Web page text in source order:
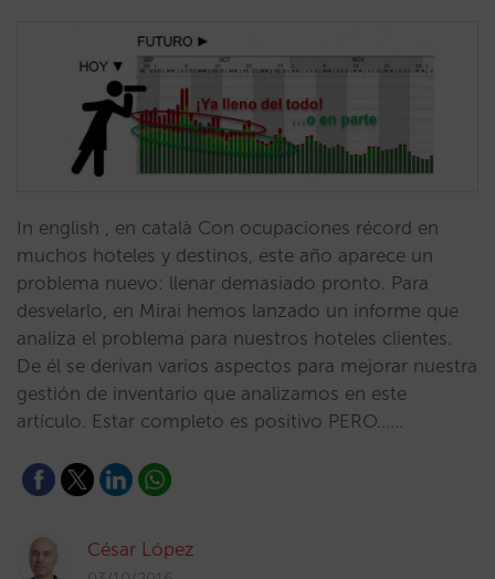
In english , en català Con ocupaciones récord en
muchos hoteles y destinos, este año aparece un
problema nuevo: llenar demasiado pronto. Para
desvelarlo, en Mirai hemos lanzado un informe que
analiza el problema para nuestros hoteles clientes.
De él se derivan varios aspectos para mejorar nuestra
gestión de inventario que analizamos en este
artículo. Estar completo es positivo PERO……
César López